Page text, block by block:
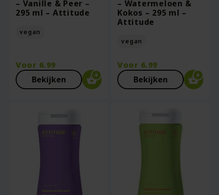
– Vanille & Peer –
295 ml – Attitude
vegan
Voor 6.99
Bekijken
– Watermeloen &
Kokos – 295 ml –
Attitude
vegan
Voor 6.99
Bekijken